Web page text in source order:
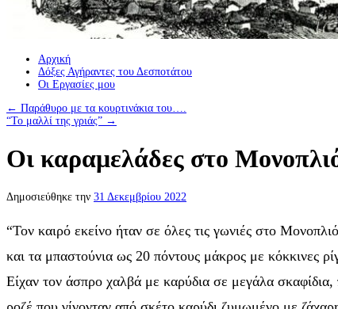
Αρχική
Δόξες Αγήραντες του Δεσποτάτου
Οι Eργασίες μου
← Παράθυρο με τα κουρτινάκια του….
“Το μαλλί της γριάς” →
Οι καραμελάδες στο
Δημοσιεύθηκε την 31 Δεκεμβρίου 2022
“Τον καιρό εκείνο ήταν σε όλες τις γωνιές στο
και τα μπαστούνια ως 20 πόντους μάκρος με κόκκινες
Είχαν τον άσπρο χαλβά με καρύδια σε μεγάλα σκαφίδια,